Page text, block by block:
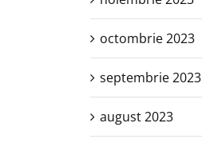
octombrie 2023
septembrie 2023
august 2023